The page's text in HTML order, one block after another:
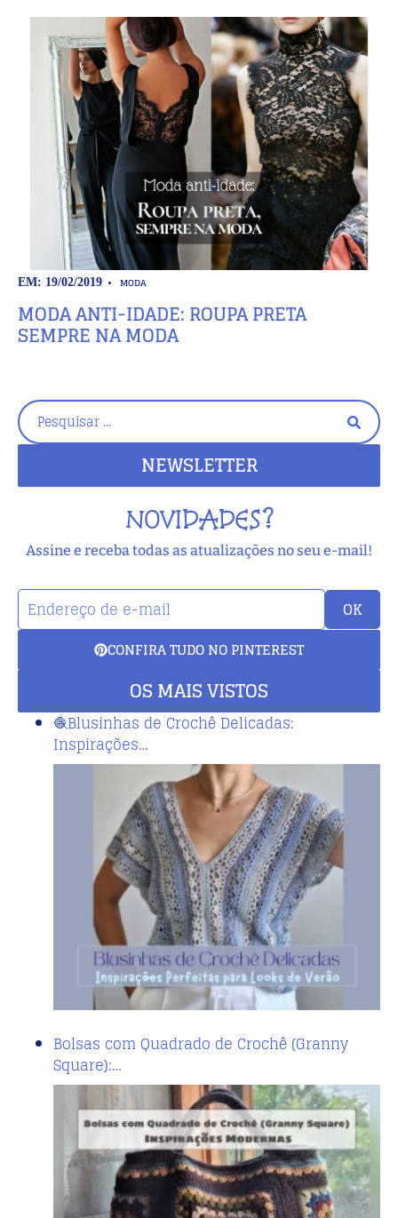
EM: 19/02/2019 MODA
MODA ANTI-IDADE: ROUPA PRETA
SEMPRE NA MODA
NEWSLETTER
NOVIDADES?
Assine e receba todas as atualizações no seu e-mail!
OK
CONFIRA TUDO NO PINTEREST
OS MAIS VISTOS
🧶Blusinhas de Crochê Delicadas:
Inspirações…
Bolsas com Quadrado de Crochê (Granny
Square):…